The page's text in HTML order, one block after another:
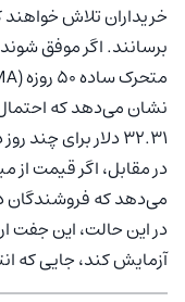
32.31 دلار برای چند روز دیگر وجود دارد.
می‌دهد که فروشندگان
آزمایش کند، جایی که